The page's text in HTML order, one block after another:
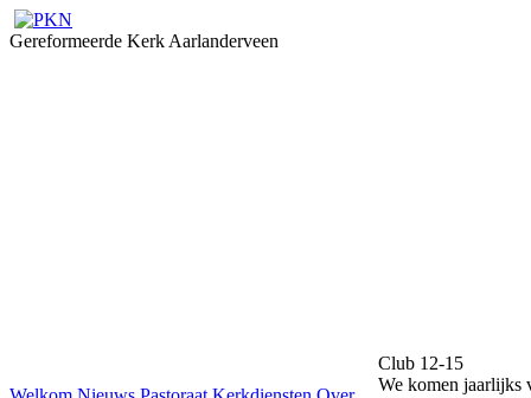
Gereformeerde Kerk Aarlanderveen
Club 12-15
We komen jaarlijks